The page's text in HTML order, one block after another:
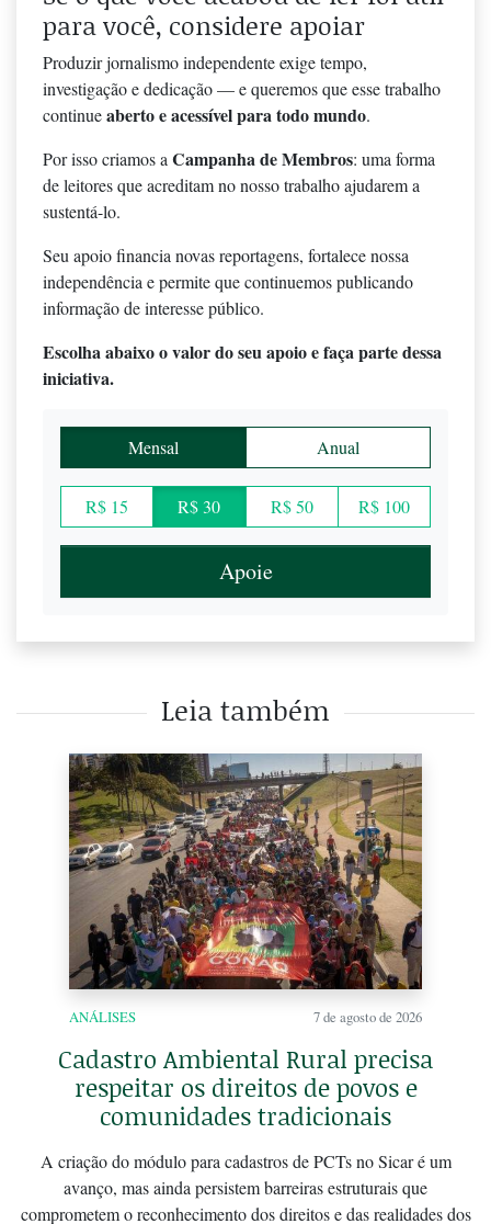
para você, considere apoiar
Produzir jornalismo independente exige tempo,
investigação e dedicação — e queremos que esse trabalho
continueaberto e acessível para todo mundo.
Por isso criamos aCampanha de Membros: uma forma
de leitores que acreditam no nosso trabalho ajudarem a
sustentá-lo.
Seu apoio financia novas reportagens, fortalece nossa
independência e permite que continuemos publicando
informação de interesse público.
Escolha abaixo o valor do seu apoio e faça parte dessa
iniciativa.
Mensal Anual
R$ 15 R$ 30 R$ 50 R$ 100
Apoie
Leia também
ANÁLISES 7 de agosto de 2026
Cadastro Ambiental Rural precisa
respeitar os direitos de povos e
comunidades tradicionais
A criação do módulo para cadastros de PCTs no Sicar é um
avanço, mas ainda persistem barreiras estruturais que
comprometem o reconhecimento dos direitos e das realidades dos